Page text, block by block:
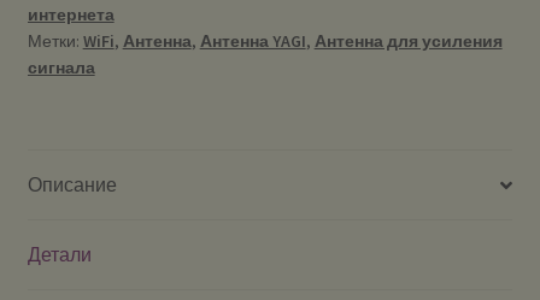
интернета
Метки: WiFi, Антенна, Антенна YAGI, Антенна для усиления
сигнала
Описание
Детали